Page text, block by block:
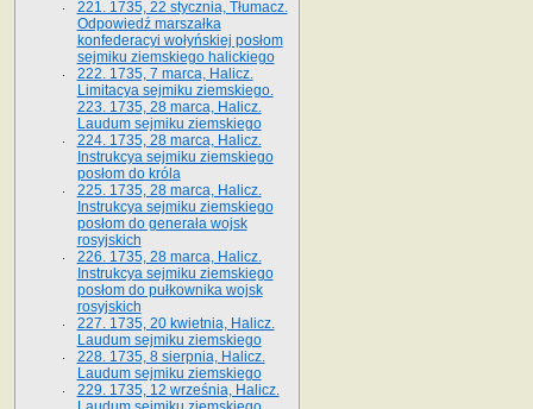
221. 1735, 22 stycznia, Tłumacz.
Odpowiedź marszałka
konfederacyi wołyńskiej posłom
sejmiku ziemskiego halickiego
222. 1735, 7 marca, Halicz.
Limitacya sejmiku ziemskiego.
223. 1735, 28 marca, Halicz.
Laudum sejmiku ziemskiego
224. 1735, 28 marca, Halicz.
Instrukcya sejmiku ziemskiego
posłom do króla
225. 1735, 28 marca, Halicz.
Instrukcya sejmiku ziemskiego
posłom do generała wojsk
rosyjskich
226. 1735, 28 marca, Halicz.
Instrukcya sejmiku ziemskiego
posłom do pułkownika wojsk
rosyjskich
227. 1735, 20 kwietnia, Halicz.
Laudum sejmiku ziemskiego
228. 1735, 8 sierpnia, Halicz.
Laudum sejmiku ziemskiego
229. 1735, 12 września, Halicz.